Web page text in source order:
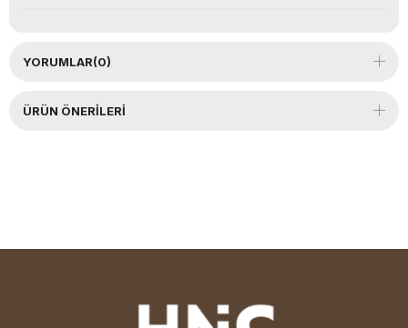
YORUMLAR(0)
ÜRÜN ÖNERILERI